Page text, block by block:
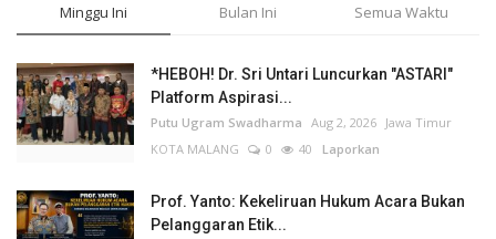
Pekerja Migran Indonesia
Pendidikan
Minggu Ini Bulan Ini Semua Waktu
*HEBOH! Dr. Sri Untari Luncurkan "ASTARI"
Platform Aspirasi...
Putu Ugram Swadharma Aug 2, 2026 Jawa Timur
KOTA MALANG
0 40 Laporkan
Prof. Yanto: Kekeliruan Hukum Acara Bukan
Pelanggaran Etik...